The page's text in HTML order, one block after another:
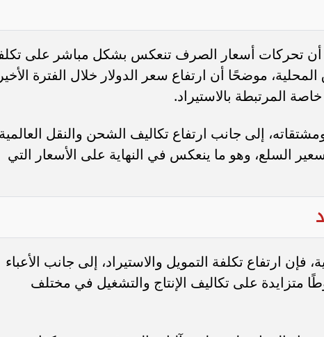
لضبط الأسواق الوسيطة ومواجهة الممارسات التي
من القفزات السعرية غير المبررة.
لتعزيز الشفافية في التسعير، وضمان وصول
نحو تعزيز استقرار الأسواق المصرية في
الإمداد، ودعم آليات التمويل، وتطوير أدوات تنظيم
الأسعار.
مصر الأمن الغذائي أسعار الدولار الاقتصاد المصري السلع الاستراتيجية